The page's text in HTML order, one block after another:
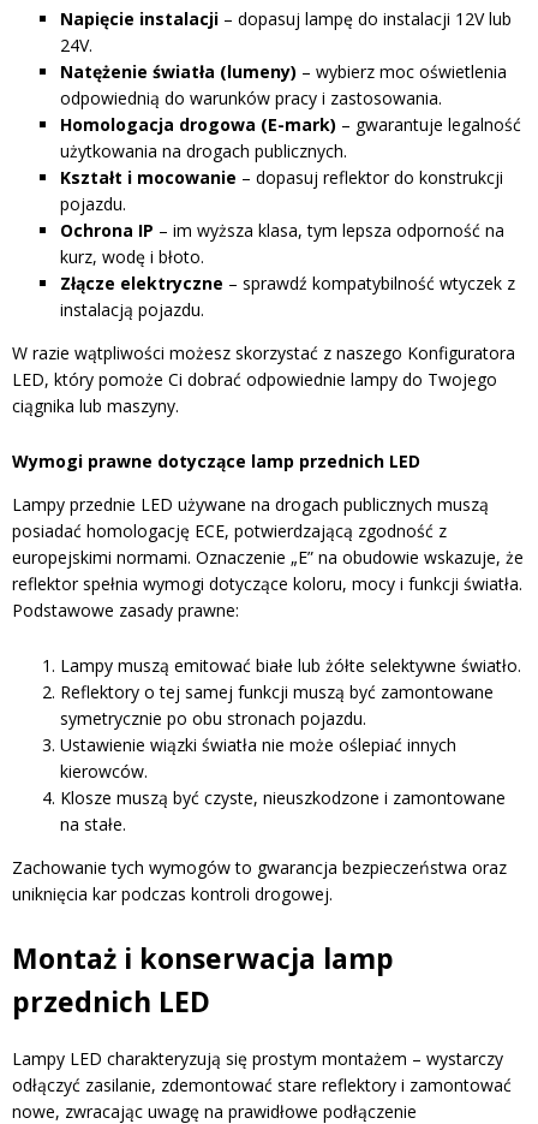
Napięcie instalacji – dopasuj lampę do instalacji 12V lub
24V.
Natężenie światła (lumeny) – wybierz moc oświetlenia
odpowiednią do warunków pracy i zastosowania.
Homologacja drogowa (E-mark) – gwarantuje legalność
użytkowania na drogach publicznych.
Kształt i mocowanie – dopasuj reflektor do konstrukcji
pojazdu.
Ochrona IP – im wyższa klasa, tym lepsza odporność na
kurz, wodę i błoto.
Złącze elektryczne – sprawdź kompatybilność wtyczek z
instalacją pojazdu.
W razie wątpliwości możesz skorzystać z naszego Konfiguratora
LED, który pomoże Ci dobrać odpowiednie lampy do Twojego
ciągnika lub maszyny.
Wymogi prawne dotyczące lamp przednich LED
Lampy przednie LED używane na drogach publicznych muszą
posiadać homologację ECE, potwierdzającą zgodność z
europejskimi normami. Oznaczenie „E” na obudowie wskazuje, że
reflektor spełnia wymogi dotyczące koloru, mocy i funkcji światła.
Podstawowe zasady prawne:
Lampy muszą emitować białe lub żółte selektywne światło.
Reflektory o tej samej funkcji muszą być zamontowane
symetrycznie po obu stronach pojazdu.
Ustawienie wiązki światła nie może oślepiać innych
kierowców.
Klosze muszą być czyste, nieuszkodzone i zamontowane
na stałe.
Zachowanie tych wymogów to gwarancja bezpieczeństwa oraz
uniknięcia kar podczas kontroli drogowej.
Montaż i konserwacja lamp
przednich LED
Lampy LED charakteryzują się prostym montażem – wystarczy
odłączyć zasilanie, zdemontować stare reflektory i zamontować
nowe, zwracając uwagę na prawidłowe podłączenie